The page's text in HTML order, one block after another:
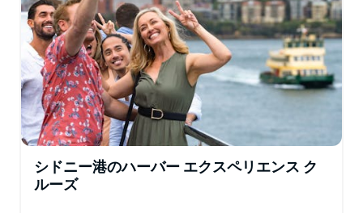
シドニー港のハーバー エクスペリエンス ク
ルーズ